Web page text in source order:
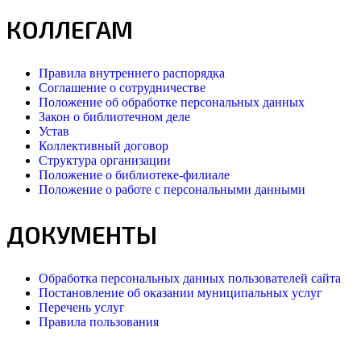
КОЛЛЕГАМ
Правила внутреннего распорядка
Соглашение о сотрудничестве
Положение об обработке персональных данных
Закон о библиотечном деле
Устав
Коллективный договор
Структура организации
Положение о библиотеке-филиале
Положение о работе с персональными данными
ДОКУМЕНТЫ
Обработка персональных данных пользователей сайта
Постановление об оказании муниципальных услуг
Перечень услуг
Правила пользования